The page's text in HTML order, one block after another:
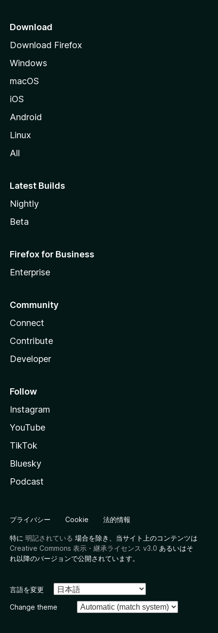
Download
Download Firefox
Windows
macOS
iOS
Android
Linux
All
Latest Builds
Nightly
Beta
Firefox for Business
Enterprise
Community
Connect
Contribute
Developer
Follow
Instagram
YouTube
TikTok
Bluesky
Podcast
プライバシー Cookie 法的情報
特に 明記されている 場合を除き、当サイト上のコンテンツは
Creative Commons 表示・継承ライセンス v3.0 あるいはそ
れ以降のバージョンで公開されています。
言語を変更
Change theme